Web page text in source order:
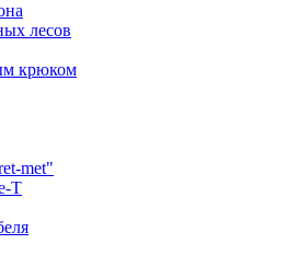
лесов
крюком
met"
Т